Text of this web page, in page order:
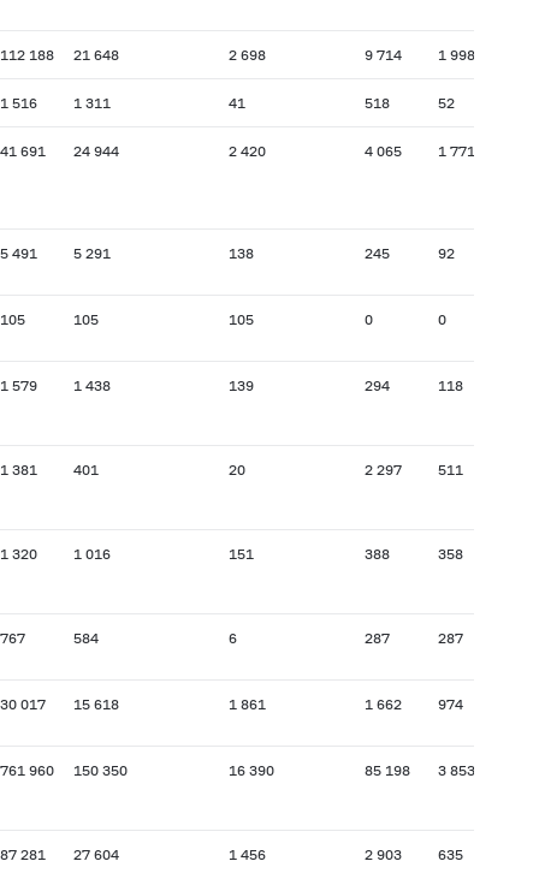
112 188 21 648 2 698 9 714 1 998
1 516 1 311 41 518 52
41 691 24 944 2 420 4 065 1 771
5 491 5 291 138 245 92
105 105 105 0 0
1 579 1 438 139 294 118
1 381 401 20 2 297 511
1 320 1 016 151 388 358
767 584 6 287 287
30 017 15 618 1 861 1 662 974
761 960 150 350 16 390 85 198 3 853
87 281 27 604 1 456 2 903 635